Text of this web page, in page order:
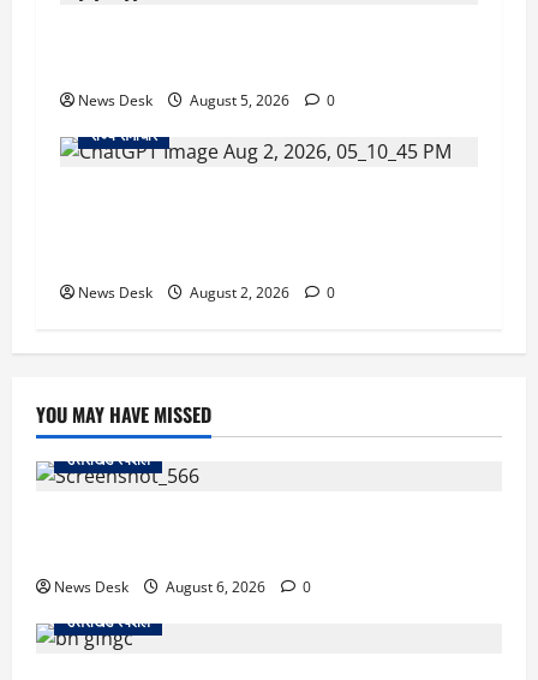
News Desk August 5, 2026
0
राज्य समाचार
News Desk August 2, 2026 0
YOU MAY HAVE MISSED
उत्तराखंड स्पेशल
News Desk August 6, 2026
0
उत्तराखंड स्पेशल